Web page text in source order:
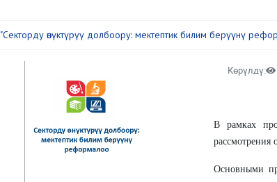
"Секторду өнүктүрүү долбоору: мектептик билим берүүнү
Көрүлдү:
В рамках
рассмотрения
Основными